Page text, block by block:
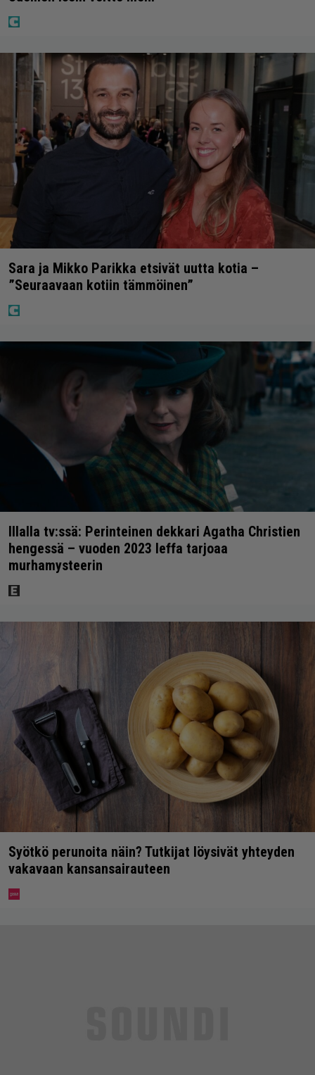
Sara ja Mikko Parikka etsivät uutta kotia –
”Seuraavaan kotiin tämmöinen”
Illalla tv:ssä: Perinteinen dekkari Agatha Christien
hengessä – vuoden 2023 leffa tarjoaa
murhamysteerin
Syötkö perunoita näin? Tutkijat löysivät yhteyden
vakavaan kansansairauteen